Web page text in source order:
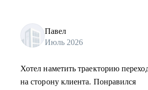
Павел
Июль 2026
Хотел наметить траекторию
на сторону клиента. Понравился